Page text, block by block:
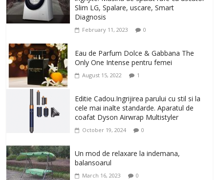
Slim LG, Spalare, uscare, Smart
Diagnosis
February 11, 2023 0
Eau de Parfum Dolce & Gabbana The
Only One Intense pentru femei
August 15, 2022 1
Editie Cadou.Ingrijirea parului cu stil si la
cele mai inalte standarde. Aparatul de
coafat Dyson Airwrap Multistyler
October 19, 2024 0
Un mod de relaxare la indemana,
balansoarul
March 16, 2023 0